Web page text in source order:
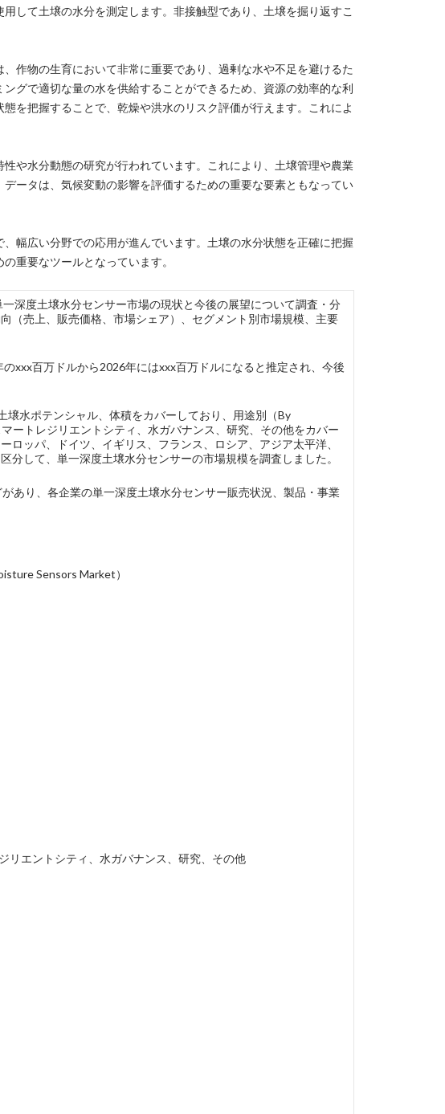
して土壌の水分を測定します。非接触型であり、土壌を掘り返すこ
作物の生育において非常に重要であり、過剰な水や不足を避けるた
グで適切な量の水を供給することができるため、資源の効率的な利
を把握することで、乾燥や洪水のリスク評価が行えます。これによ
や水分動態の研究が行われています。これにより、土壌管理や農業
ータは、気候変動の影響を評価するための重要な要素ともなってい
幅広い分野での応用が進んでいます。土壌の水分状態を正確に把握
重要なツールとなっています。
深度土壌水分センサー市場の現状と今後の展望について調査・分
（売上、販売価格、市場シェア）、セグメント別市場規模、主要
xxx百万ドルから2026年にはxxx百万ドルになると推定され、今後
水ポテンシャル、体積をカバーしており、用途別（By
ートレジリエントシティ、水ガバナンス、研究、その他をカバー
ッパ、ドイツ、イギリス、フランス、ロシア、アジア太平洋、
して、単一深度土壌水分センサーの市場規模を調査しました。
あり、各企業の単一深度土壌水分センサー販売状況、製品・事業
Sensors Market）
リエントシティ、水ガバナンス、研究、その他